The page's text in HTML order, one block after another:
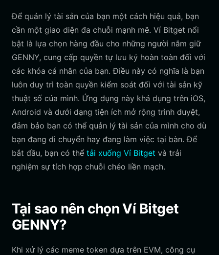
Để quản lý tài sản của bạn một cách hiệu quả, bạn
cần một giao diện đa chuỗi mạnh mẽ. Ví Bitget nổi
bật là lựa chọn hàng đầu cho những người nắm giữ
GENNY, cung cấp quyền tự lưu ký hoàn toàn đối với
các khóa cá nhân của bạn. Điều này có nghĩa là bạn
luôn duy trì toàn quyền kiểm soát đối với tài sản kỹ
thuật số của mình. Ứng dụng này khả dụng trên iOS,
Android và dưới dạng tiện ích mở rộng trình duyệt,
đảm bảo bạn có thể quản lý tài sản của mình cho dù
bạn đang di chuyển hay đang làm việc tại bàn. Để
bắt đầu, bạn có thể tải xuống Ví Bitget và trải
nghiệm sự tích hợp chuỗi chéo liền mạch.
Tại sao nên chọn Ví Bitget
GENNY?
Khi xử lý các meme token dựa trên EVM, công cụ